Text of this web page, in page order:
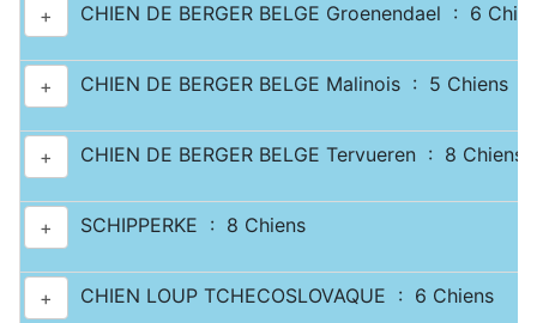
+
CHIEN DE BERGER BELGE Groenendael : 6
+ CHIEN DE BERGER BELGE Malinois : 5 Chiens
+ CHIEN DE BERGER BELGE Tervueren : 8 Chiens
+ SCHIPPERKE : 8 Chiens
+ CHIEN LOUP TCHECOSLOVAQUE : 6 Chiens